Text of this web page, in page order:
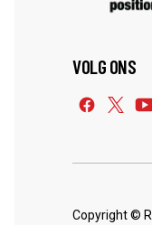
VOLG ONS
Copyright ©